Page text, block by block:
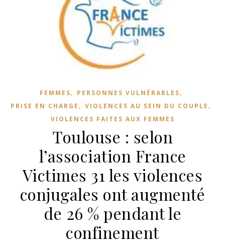
FEMMES, PERSONNES VULNÉRABLES,
PRISE EN CHARGE , VIOLENCES AU SEIN DU COUPLE ,
VIOLENCES FAITES AUX FEMMES
Toulouse : selon
l’association France
Victimes 31 les violences
conjugales ont augmenté
de 26 % pendant le
confinement